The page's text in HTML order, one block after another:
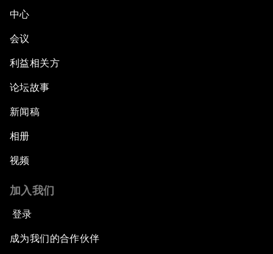
中心
会议
利益相关方
论坛故事
新闻稿
相册
视频
加入我们
登录
成为我们的合作伙伴